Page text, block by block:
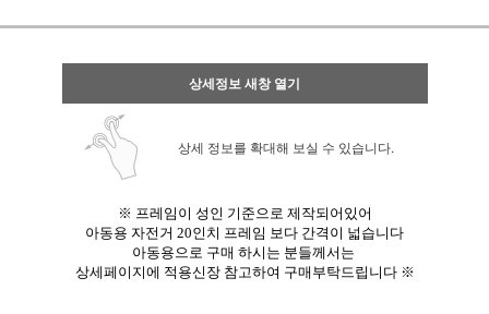
상세정보 새창 열기
상세 정보를 확대해 보실 수 있습니다.
※ 프레임이 성인 기준으로 제작되어있어
아동용 자전거 20인치 프레임 보다 간격이 넓습니다
아동용으로 구매 하시는 분들께서는
상세페이지에 적용신장 참고하여 구매부탁드립니다 ※